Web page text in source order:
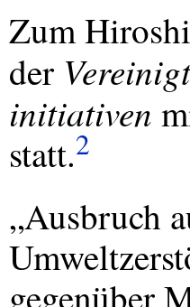
Zum
der
initiativen
statt.2
„Ausbruch
gegenüber